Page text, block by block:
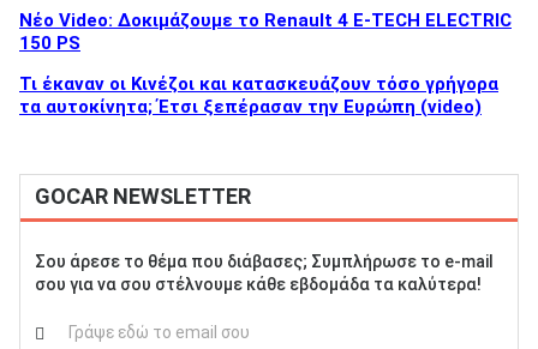
Νέο Video: Δοκιμάζουμε το Renault 4 E-TECH ELECTRIC
150 PS
Τι έκαναν οι Κινέζοι και κατασκευάζουν τόσο γρήγορα
τα αυτοκίνητα; Έτσι ξεπέρασαν την Ευρώπη (video)
GOCAR NEWSLETTER
Σου άρεσε το θέμα που διάβασες; Συμπλήρωσε το e-mail
σου για να σου στέλνουμε κάθε εβδομάδα τα καλύτερα!